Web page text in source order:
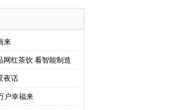
来
网红茶饮 看智能制造
夜话
户幸福来